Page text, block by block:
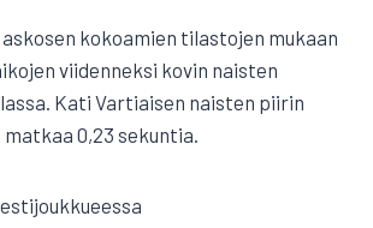
kokoamien tilastojen mukaan
viidenneksi kovin naisten
Kati Vartiaisen naisten piirin
0,23 sekuntia.